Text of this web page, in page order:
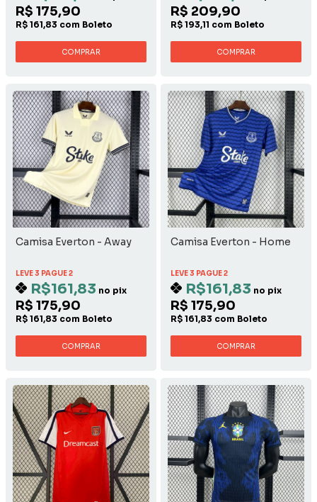
R$ 175,90
R$ 161,83 com Boleto
COMPRAR
R$ 209,90
R$ 193,11 com Boleto
COMPRAR
Camisa Everton - Away
LEVE 3 PAGUE 2
R$161,83 no pix
R$ 175,90
R$ 161,83 com Boleto
COMPRAR
Camisa Everton - Home
LEVE 3 PAGUE 2
R$161,83 no pix
R$ 175,90
R$ 161,83 com Boleto
COMPRAR